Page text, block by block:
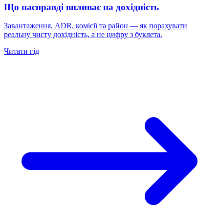
Що насправді впливає на дохідність
Завантаження, ADR, комісії та район — як порахувати
реальну чисту дохідність, а не цифру з буклета.
Читати гід